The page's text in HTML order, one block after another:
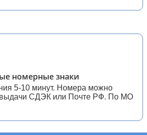
номерные знаки
5-10 минут. Номера можно
выдачи СДЭК или Почте РФ. По МО